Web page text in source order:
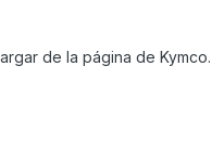
de la página de Kymco.